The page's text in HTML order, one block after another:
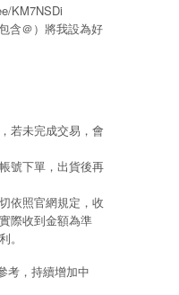
KM7NSDi
含＠）將我設為好
若未完成交易，會
號下單，出貨後再
依照官網規定，收
際收到金額為準
。
考，持續增加中